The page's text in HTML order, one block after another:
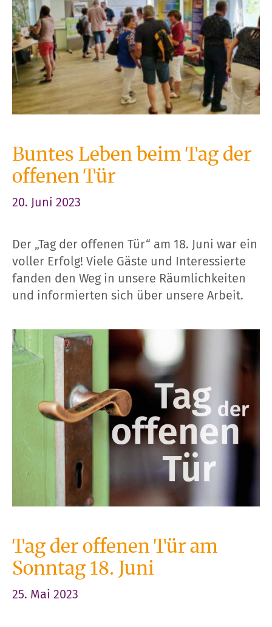
Buntes Leben beim Tag der
offenen Tür
20. Juni 2023
Der „Tag der offenen Tür“ am 18. Juni war ein
voller Erfolg! Viele Gäste und Interessierte
fanden den Weg in unsere Räumlichkeiten
und informierten sich über unsere Arbeit.
Tag der offenen Tür am
Sonntag 18. Juni
25. Mai 2023